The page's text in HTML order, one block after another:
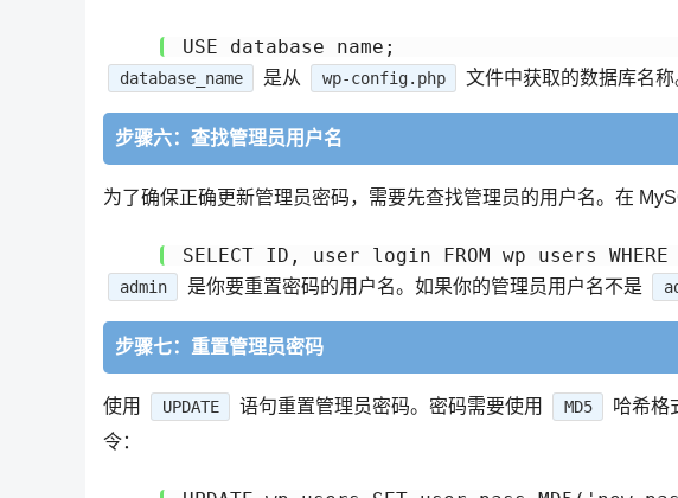
database_name 是从 wp-config.php 文件中获取的数据库名称
步骤六：查找管理员用户名
为了确保正确更新管理员密码，需要先查找管理员的用户名。在
admin 是你要重置密码的用户名。如果你的管理员用户名不是
步骤七：重置管理员密码
使用 UPDATE 语句重置管理员密码。密码需要使用 MD5 哈希格
令：